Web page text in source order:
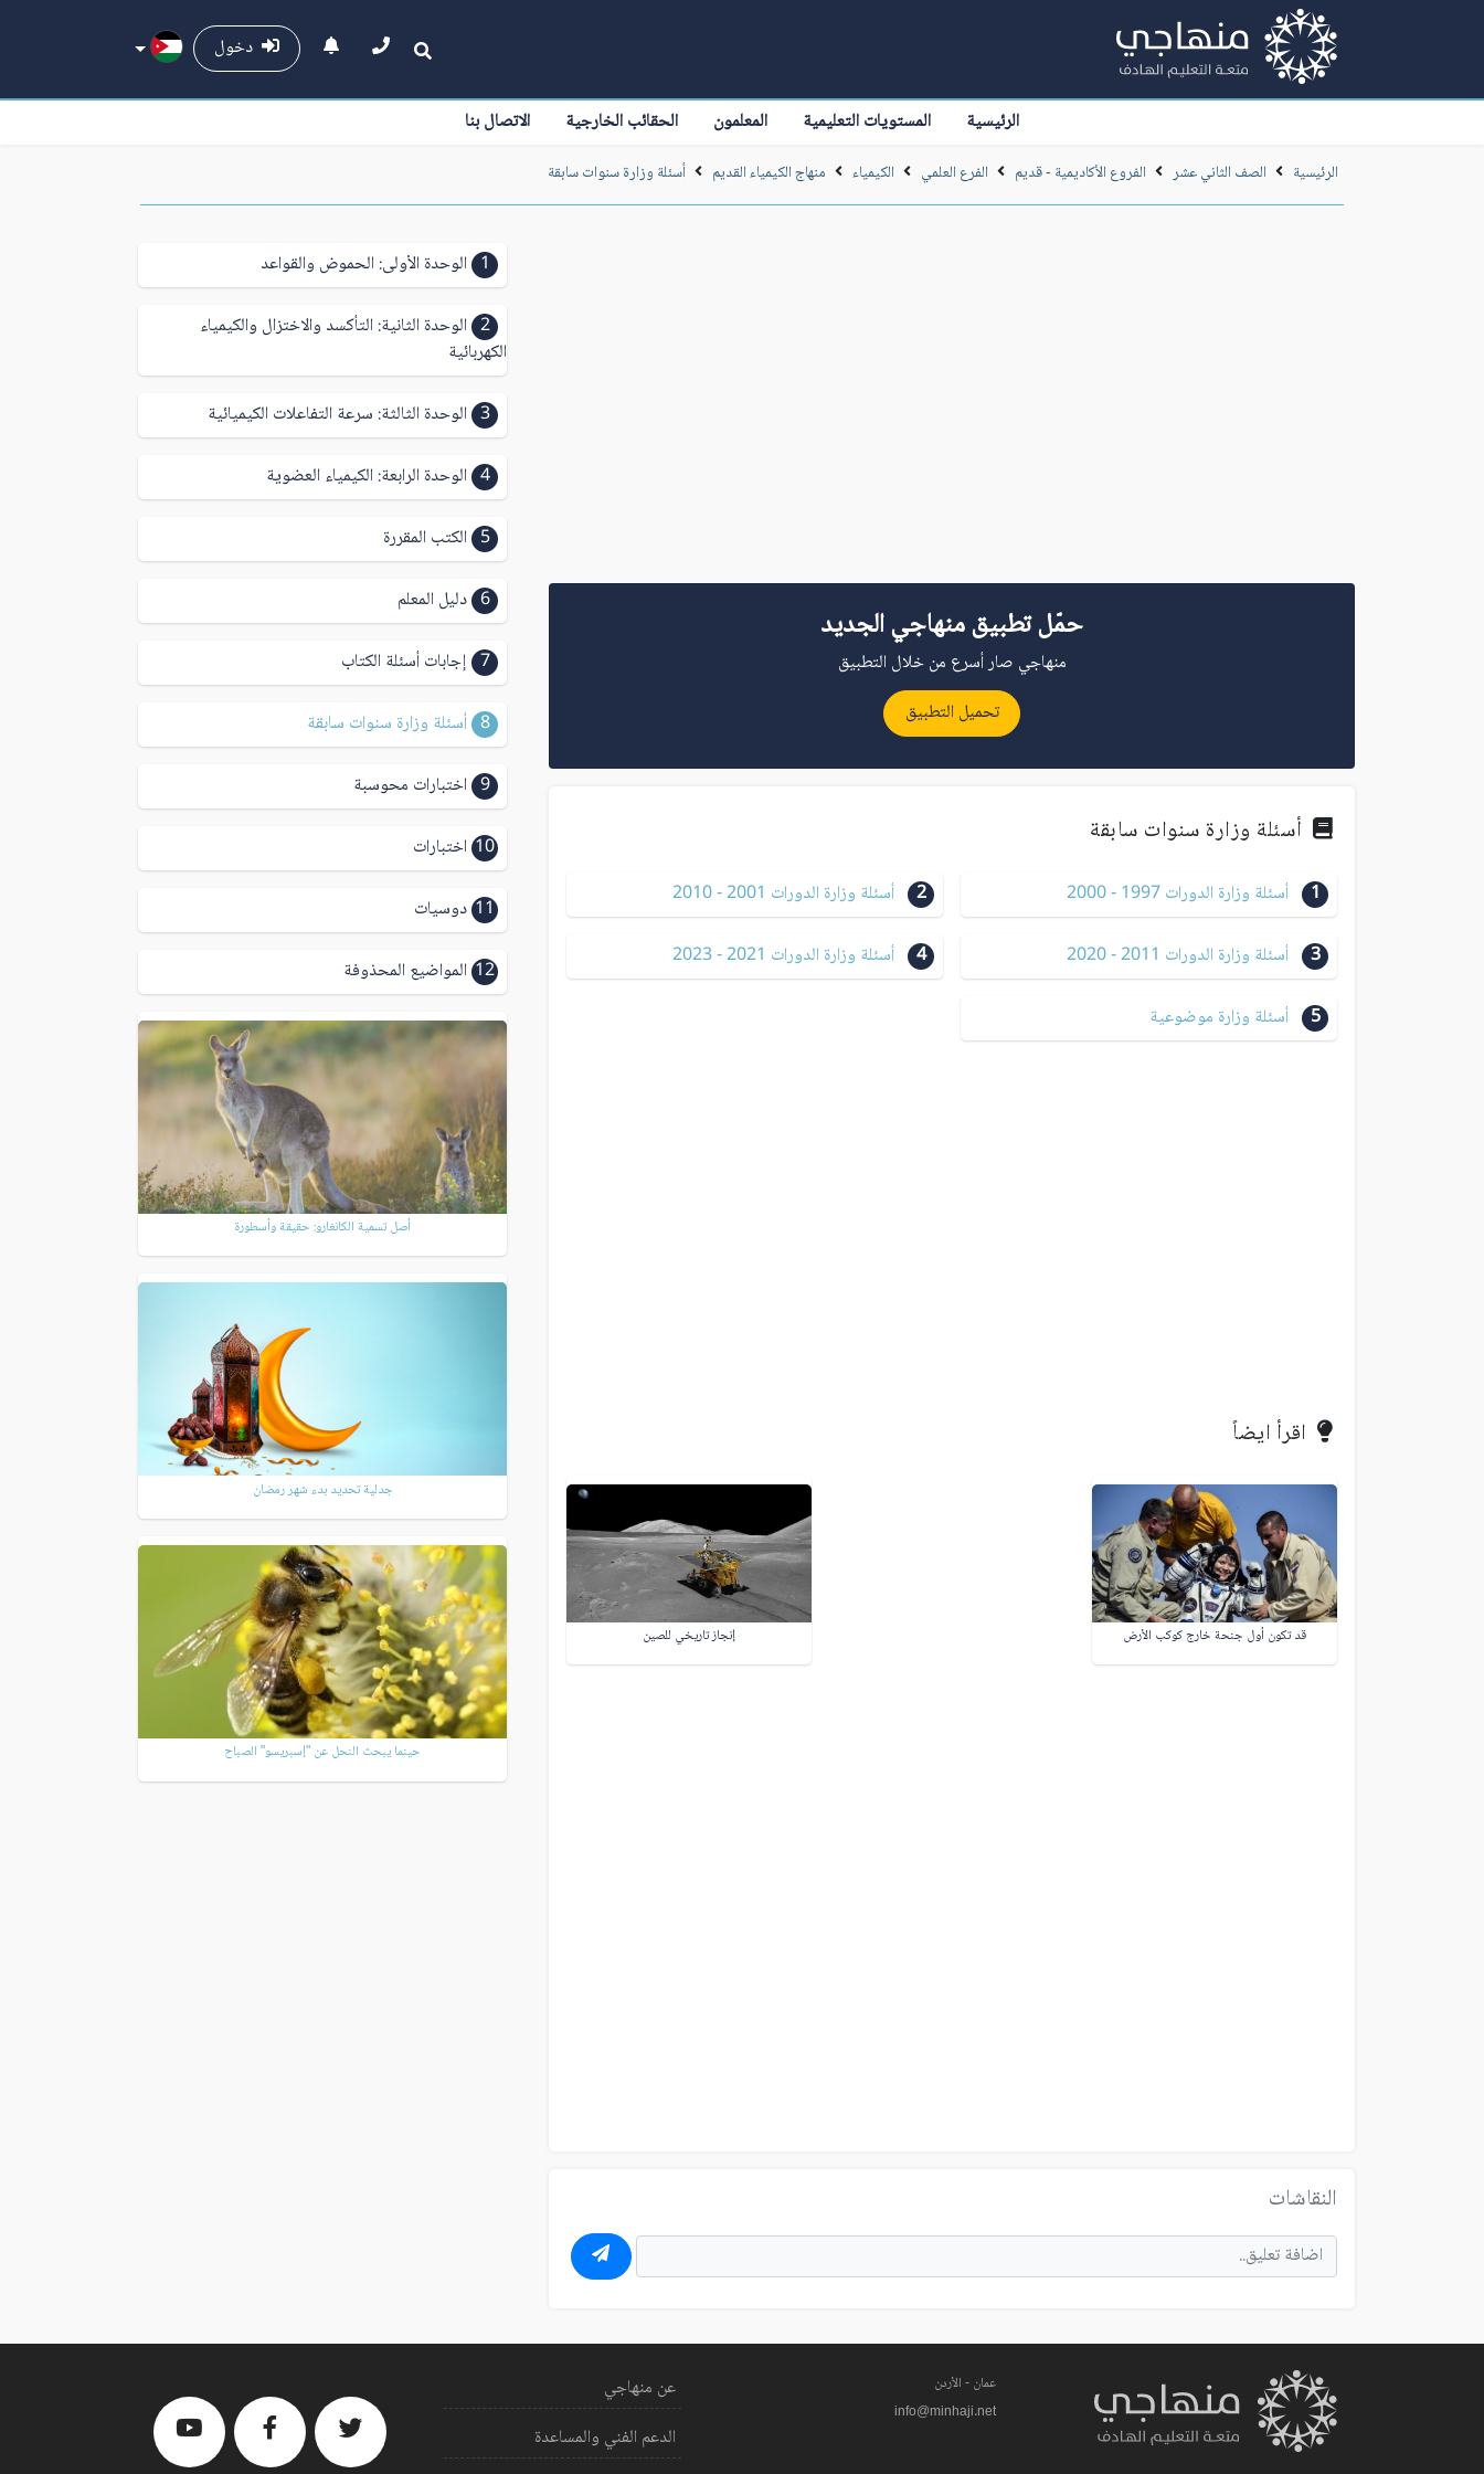
دخول
الرئيسية المستويات التعليمية المعلمون الحقائب الخارجية الاتصال بنا
الرئيسية الصف الثاني عشر الفروع الأكاديمية - قديم الفرع العلمي الكيمياء منهاج الكيمياء القديم أسئلة وزارة سنوات سابقة
حمّل تطبيق منهاجي الجديد
منهاجي صار أسرع من خلال التطبيق
تحميل التطبيق
أسئلة وزارة سنوات سابقة
1 أسئلة وزارة الدورات 1997 - 2000 2 أسئلة وزارة الدورات 2001 - 2010
3 أسئلة وزارة الدورات 2011 - 2020 4 أسئلة وزارة الدورات 2021 - 2023
5 أسئلة وزارة موضوعية
اقرأ ايضاً
قد تكون أول جنحة خارج كوكب الأرض إنجاز تاريخي للصين
النقاشات
1 الوحدة الأولى: الحموض والقواعد
2 الوحدة الثانية: التأكسد والاختزال والكيمياء
الكهربائية
3 الوحدة الثالثة: سرعة التفاعلات الكيميائية
4 الوحدة الرابعة: الكيمياء العضوية
5 الكتب المقررة
6 دليل المعلم
7 إجابات أسئلة الكتاب
8 أسئلة وزارة سنوات سابقة
9 اختبارات محوسبة
10 اختبارات
11 دوسيات
12 المواضيع المحذوفة
أصل تسمية الكانغارو: حقيقة وأسطورة
جدلية تحديد بدء شهر رمضان
حينما يبحث النحل عن "إسبريسو" الصباح
عمان - الأردن
info@minhaji.net
عن منهاجي
الدعم الفني والمساعدة